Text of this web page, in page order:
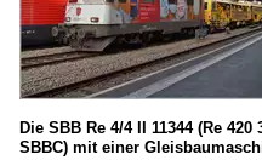
Die SBB Re 4/4 II 11344 (Re 420
SBBC) mit einer